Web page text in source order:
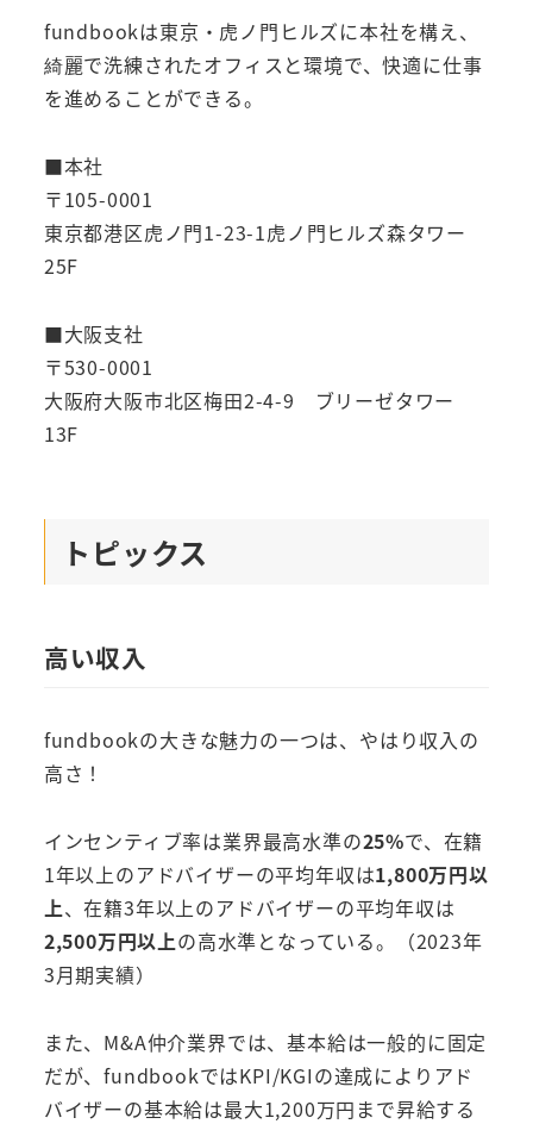
fundbookは東京・虎ノ門ヒルズに本社を構え、
綺麗で洗練されたオフィスと環境で、快適に仕事
を進めることができる。
■本社
〒105-0001
東京都港区虎ノ門1-23-1虎ノ門ヒルズ森タワー
25F
■大阪支社
〒530-0001
大阪府大阪市北区梅田2-4-9 ブリーゼタワー
13F
トピックス
高い収入
fundbookの大きな魅力の一つは、やはり収入の
高さ！
インセンティブ率は業界最高水準の25%で、在籍
1年以上のアドバイザーの平均年収は1,800万円以
上、在籍3年以上のアドバイザーの平均年収は
2,500万円以上の高水準となっている。（2023年
3月期実績）
また、M&A仲介業界では、基本給は一般的に固定
だが、fundbookではKPI/KGIの達成によりアド
バイザーの基本給は最大1,200万円まで昇給する